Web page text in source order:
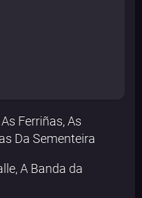
Ferriñas, As
Da Sementeira
A Banda da